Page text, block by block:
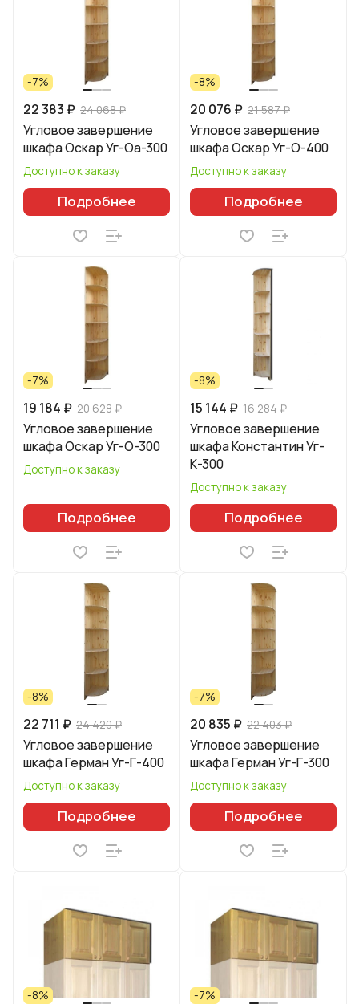
-7%
22 383 ₽ 24 068 ₽
Угловое завершение
шкафа Оскар Уг-Оа-300
Доступно к заказу
Подробнее
-8%
20 076 ₽ 21 587 ₽
Угловое завершение
шкафа Оскар Уг-О-400
Доступно к заказу
Подробнее
-7%
19 184 ₽ 20 628 ₽
Угловое завершение
шкафа Оскар Уг-О-300
Доступно к заказу
Подробнее
-8%
15 144 ₽ 16 284 ₽
Угловое завершение
шкафа Константин Уг-
К-300
Доступно к заказу
Подробнее
-8%
22 711 ₽ 24 420 ₽
Угловое завершение
шкафа Герман Уг-Г-400
Доступно к заказу
Подробнее
-7%
20 835 ₽ 22 403 ₽
Угловое завершение
шкафа Герман Уг-Г-300
Доступно к заказу
Подробнее
-8% -7%